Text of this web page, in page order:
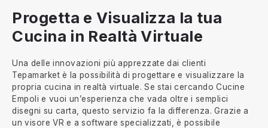
Progetta e Visualizza la tua
Cucina in Realtà Virtuale
Una delle innovazioni più apprezzate dai clienti
Tepamarket è la possibilità di progettare e visualizzare la
propria cucina in realtà virtuale. Se stai cercando Cucine
Empoli e vuoi un’esperienza che vada oltre i semplici
disegni su carta, questo servizio fa la differenza. Grazie a
un visore VR e a software specializzati, è possibile